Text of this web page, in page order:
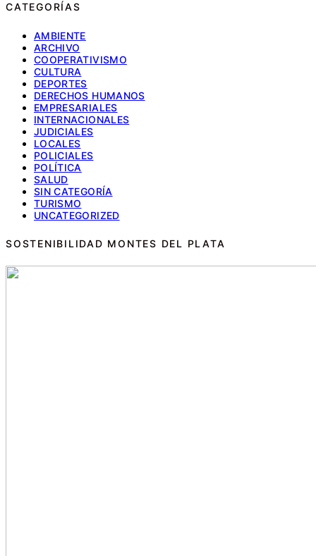
CATEGORÍAS
AMBIENTE
ARCHIVO
COOPERATIVISMO
CULTURA
DEPORTES
DERECHOS HUMANOS
EMPRESARIALES
INTERNACIONALES
JUDICIALES
LOCALES
POLICIALES
POLÍTICA
SALUD
SIN CATEGORÍA
TURISMO
UNCATEGORIZED
SOSTENIBILIDAD MONTES DEL PLATA